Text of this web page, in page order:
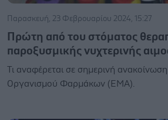
Παρασκευή, 23 Φεβρουαρίου 2024, 15:27
Πρώτη από του στόματος
παροξυσμικής νυχτερινής
Τι αναφέρεται σε σημερινή
Οργανισμού Φαρμάκων (EMA).